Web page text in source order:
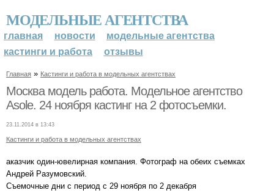
МОДЕЛЬНЫЕ АГЕНТСТВА
главная новости
модельные агентства
кастинги и работа
отзывы
Главная » Кастинги и работа в модельных агентствах
Москва модель работа. Модельное агентство
Asole. 24 ноября кастинг на 2 фотосъемки.
23.11.2014 в 13:43
Кастинги и работа в модельных агентствах
аказчик один-ювелирная компания. Фотограф на обеих съемках
Андрей Разумовский.
Съемочные дни с период с 29 ноября по 2 декабря